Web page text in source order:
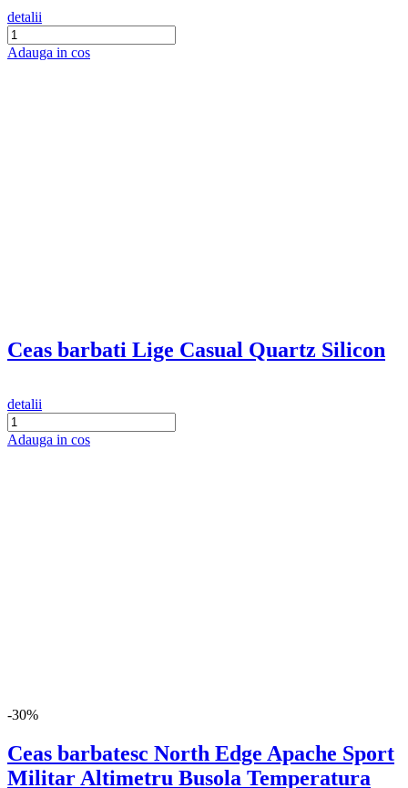
detalii
Adauga in cos
Ceas barbati Lige Casual Quartz Silicon
detalii
Adauga in cos
-30%
Ceas barbatesc North Edge Apache Sport
Militar Altimetru Busola Temperatura